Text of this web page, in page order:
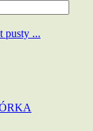
pusty ...